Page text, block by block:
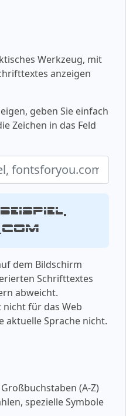
Werkzeug, mit
anzeigen
geben Sie einfach
Zeichen in das Feld
dem Bildschirm
Schrifttextes
abweicht.
für das Web
Sprache nicht.
(A-Z)
spezielle Symbole